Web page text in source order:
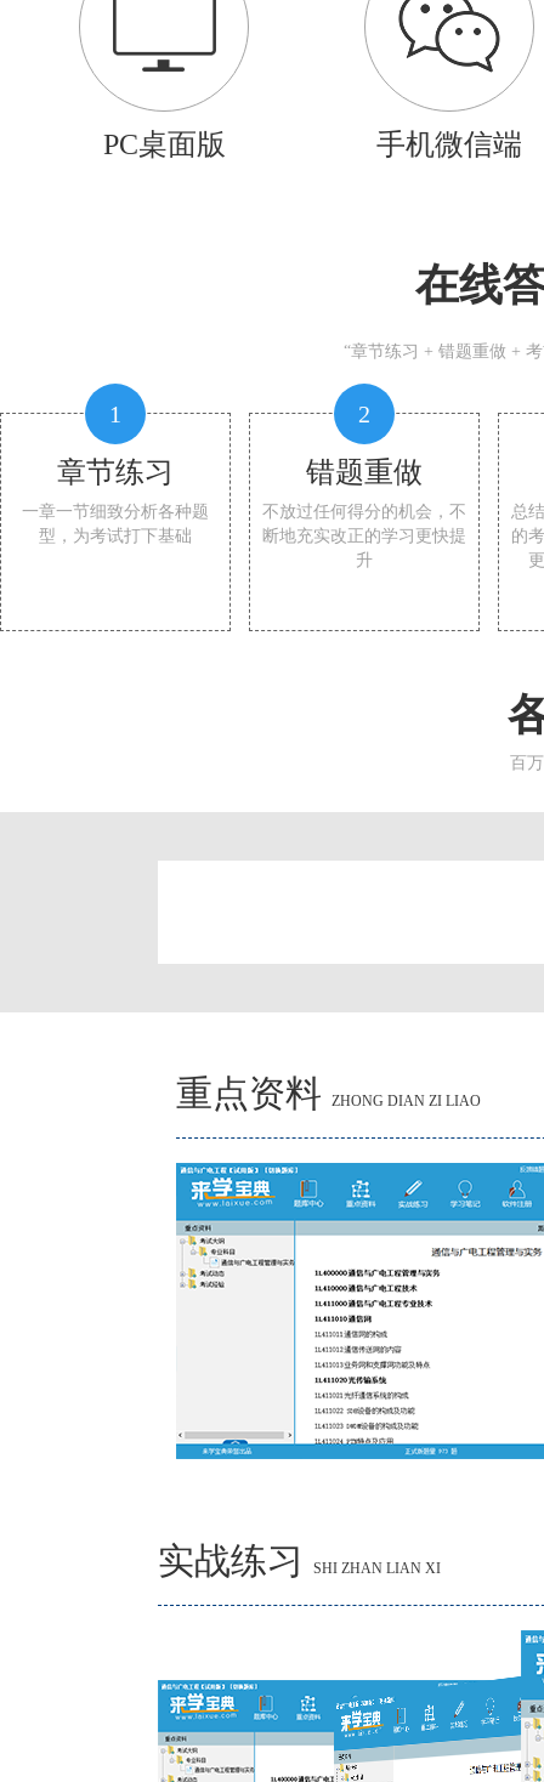
PC桌面版 手机微信端
在线
“章节练习 + 错题重做 +
1
章节练习
一章一节细致分析各种题
型，为考试打下基础
2
错题重做
不放过任何得分的机会，不
断地充实改正的学习更快提
升
总
的
百
重点资料 ZHONG DIAN ZI LIAO
实战练习 SHI ZHAN LIAN XI